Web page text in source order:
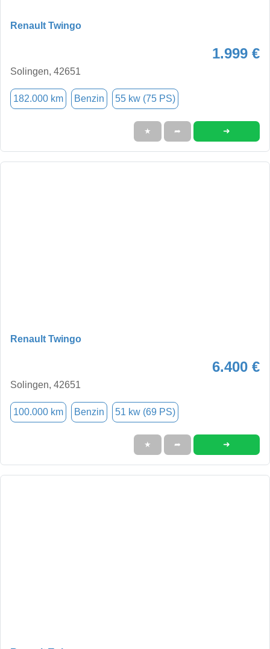
Renault Twingo
1.999 €
Solingen, 42651
182.000 km Benzin 55 kw (75 PS)
★ ➦ ➜
Renault Twingo
6.400 €
Solingen, 42651
100.000 km Benzin 51 kw (69 PS)
★ ➦ ➜